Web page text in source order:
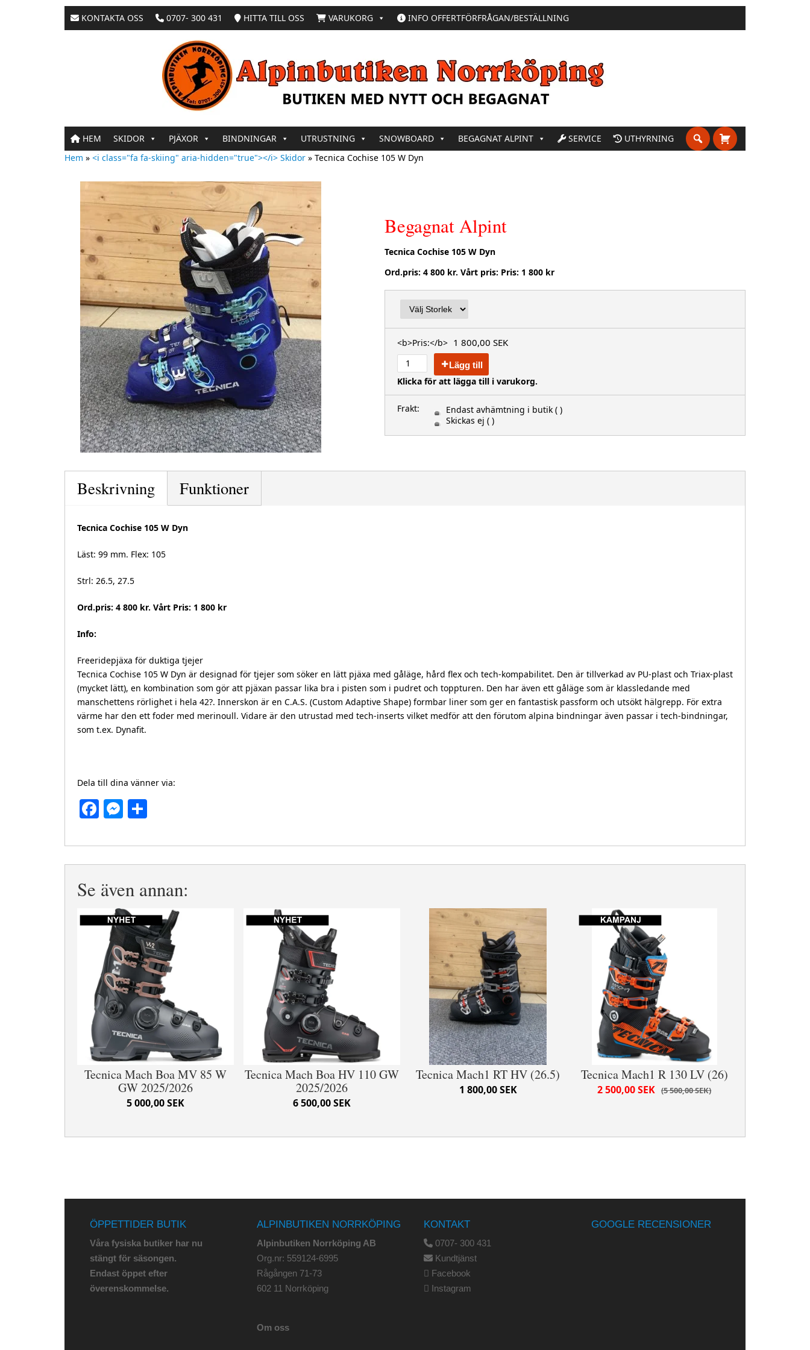
KONTAKTA OSS 0707- 300 431 HITTA TILL OSS VARUKORG INFO OFFERTFÖRFRÅGAN/BESTÄLLNING
HEM SKIDOR PJÄXOR BINDNINGAR UTRUSTNING SNOWBOARD BEGAGNAT ALPINT SERVICE
UTHYRNING
Hem » <i class="fa fa-skiing" aria-hidden="true"></i> Skidor » Tecnica Cochise 105 W Dyn
Begagnat Alpint
Tecnica Cochise 105 W Dyn
Ord.pris: 4 800 kr. Vårt pris: Pris: 1 800 kr
<b>Pris:</b> 1 800,00 SEK
Lägg till
Klicka för att lägga till i varukorg.
Frakt: Endast avhämtning i butik ( )
Skickas ej ( )
Beskrivning Funktioner
Tecnica Cochise 105 W Dyn
Läst: 99 mm. Flex: 105
Strl: 26.5, 27.5
Ord.pris: 4 800 kr. Vårt Pris: 1 800 kr
Info:
Freeridepjäxa för duktiga tjejer
Tecnica Cochise 105 W Dyn är designad för tjejer som söker en lätt pjäxa med gåläge, hård flex och tech-kompabilitet. Den är tillverkad av PU-plast och Triax-plast
(mycket lätt), en kombination som gör att pjäxan passar lika bra i pisten som i pudret och toppturen. Den har även ett gåläge som är klassledande med
manschettens rörlighet i hela 42?. Innerskon är en C.A.S. (Custom Adaptive Shape) formbar liner som ger en fantastisk passform och utsökt hälgrepp. För extra
värme har den ett foder med merinoull. Vidare är den utrustad med tech-inserts vilket medför att den förutom alpina bindningar även passar i tech-bindningar,
som t.ex. Dynafit.
Dela till dina vänner via:
Facebook
Messenger
Se även annan:
Tecnica Mach Boa MV 85 W
GW 2025/2026
5 000,00 SEK
Tecnica Mach Boa HV 110 GW
2025/2026
6 500,00 SEK
Tecnica Mach1 RT HV (26.5)
1 800,00 SEK
Tecnica Mach1 R 130 LV (26)
5 500,00 SEK
2 500,00 SEK
ÖPPETTIDER BUTIK
Våra fysiska butiker har nu
stängt för säsongen.
Endast öppet efter
överenskommelse.
ALPINBUTIKEN NORRKÖPING
Alpinbutiken Norrköping AB
Org.nr: 559124-6995
Rågången 71-73
602 11 Norrköping
Om oss
KONTAKT
0707- 300 431
Kundtjänst
Facebook
Instagram
GOOGLE RECENSIONER